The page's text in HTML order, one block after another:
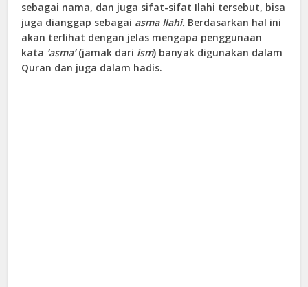
sebagai nama, dan juga sifat-sifat Ilahi tersebut, bisa
juga dianggap sebagai asma Ilahi. Berdasarkan hal ini
akan terlihat dengan jelas mengapa penggunaan
kata ‘asma’(jamak dari ism) banyak digunakan dalam
Quran dan juga dalam hadis.